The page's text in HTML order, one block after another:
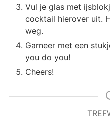
Vul je glas met
cocktail hierover uit.
weg.
Garneer met een
you do you!
Cheers!